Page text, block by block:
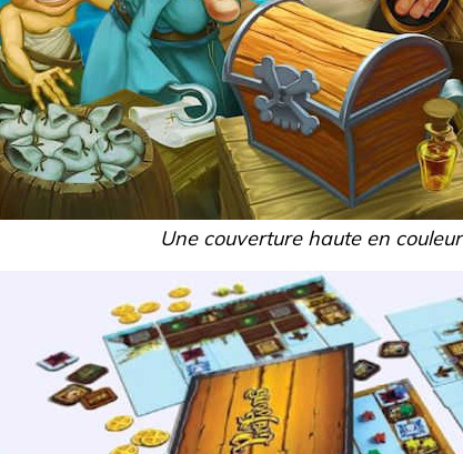
Une couverture haute en couleur